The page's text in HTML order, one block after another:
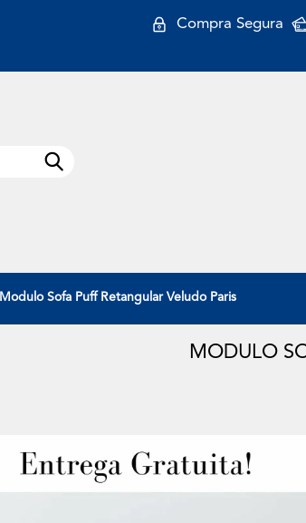
Compra Segura
Modulo Sofa Puff Retangular Veludo Paris
MODULO